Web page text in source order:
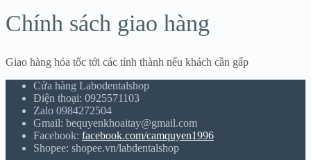
Chính sách giao hàng
Giao hàng hỏa tốc tới các tỉnh thành nếu khách cần gấp
Cửa hàng Labodentalshop
Điện thoại: 0925571103
Zalo 0984272504
Gmail: bequyenkhoaitay@gmail.com
Facebook: facebook.com/camquyen1996
Shopee: shopee.vn/labdentalshop